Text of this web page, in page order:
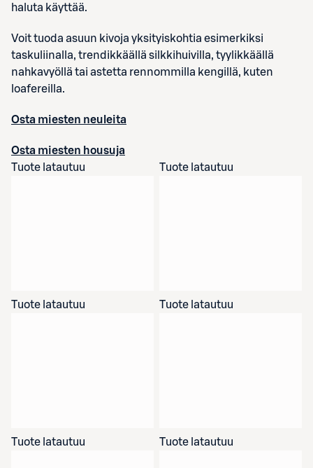
haluta käyttää.
Voit tuoda asuun kivoja yksityiskohtia esimerkiksi
taskuliinalla, trendikkäällä silkkihuivilla, tyylikkäällä
nahkavyöllä tai astetta rennommilla kengillä, kuten
loafereilla.
Osta miesten neuleita
Osta miesten housuja
Tuote latautuu
Tuote latautuu
Tuote latautuu Tuote latautuu
Tuote latautuu Tuote latautuu